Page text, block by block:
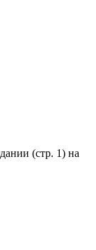
(стр. 1) на